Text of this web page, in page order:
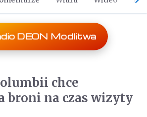
DEON Modlitwa
chce
broni na czas wizyty